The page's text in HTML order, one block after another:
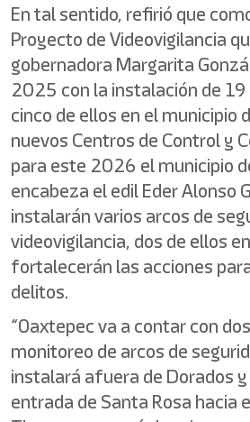
En tal sentido, refirió que
Proyecto de Videovigilancia
gobernadora Margarita
2025 con la instalación de
cinco de ellos en el municipio
nuevos Centros de Control y
para este 2026 el municipio
encabeza el edil Eder Alonso
instalarán varios arcos de
videovigilancia, dos de ellos
fortalecerán las acciones
delitos.
“Oaxtepec va a contar con
monitoreo de arcos de
instalará afuera de Dorados
entrada de Santa Rosa hacia